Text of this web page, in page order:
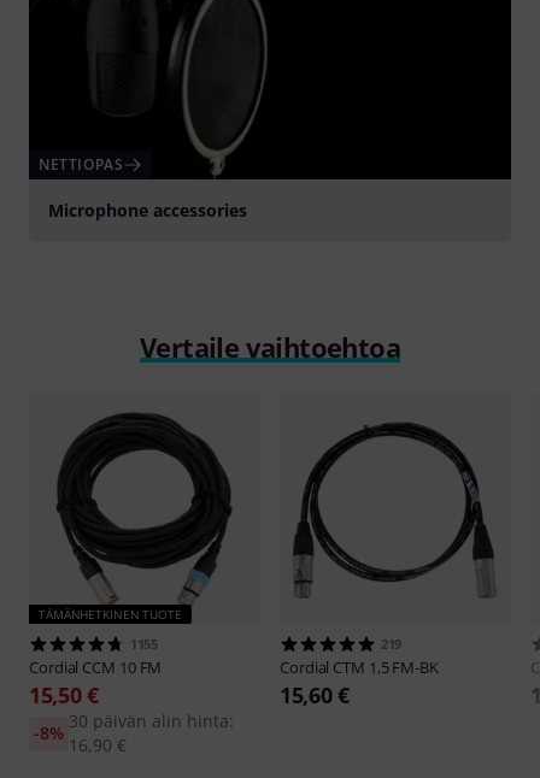
NETTIOPAS
Microphone accessories
Vertaile vaihtoehtoa
TÄMÄNHETKINEN TUOTE
1155
Cordial CCM 10 FM
15,50 €
30 päivän alin hinta:
16,90 €
-8%
219
Cordial CTM 1,5 FM-BK
15,60 €